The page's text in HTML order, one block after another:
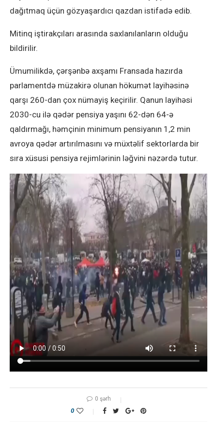
dağıtmaq üçün gözyaşardıcı qazdan istifadə edib.
Mitinq iştirakçıları arasında saxlanılanların olduğu
bildirilir.
Ümumilikdə, çərşənbə axşamı Fransada hazırda
parlamentdə müzakirə olunan hökumət layihəsinə
qarşı 260-dan çox nümayiş keçirilir. Qanun layihəsi
2030-cu ilə qədər pensiya yaşını 62-dən 64-ə
qaldırmağı, həmçinin minimum pensiyanın 1,2 min
avroya qədər artırılmasını və müxtəlif sektorlarda bir
sıra xüsusi pensiya rejimlərinin ləğvini nəzərdə tutur.
0 şərh
0